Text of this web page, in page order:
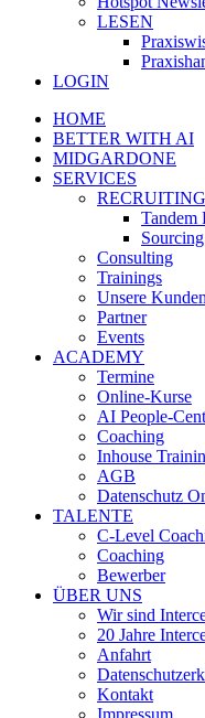
LESEN
LOGIN
HOME
BETTER WITH AI
MIDGARDONE
SERVICES
Tandem
Consulting
Trainings
Unsere Kunden
Partner
Events
ACADEMY
Termine
Online-Kurse
AI People-
Coaching
Inhouse
AGB
Datenschutz
TALENTE
C-Level
Coaching
Bewerber
ÜBER UNS
Wir sind
20 Jahre
Anfahrt
Kontakt
Impressum